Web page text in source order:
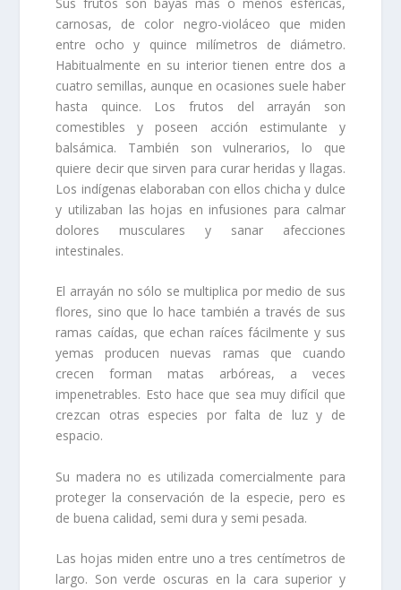
carnosas, de color negro-violáceo que miden
entre ocho y quince milímetros de diámetro.
Habitualmente en su interior tienen entre dos a
cuatro semillas, aunque en ocasiones suele haber
hasta quince. Los frutos del arrayán son
comestibles y poseen acción estimulante y
balsámica. También son vulnerarios, lo que
quiere decir que sirven para curar heridas y llagas.
Los indígenas elaboraban con ellos chicha y dulce
y utilizaban las hojas en infusiones para calmar
dolores musculares y sanar afecciones
intestinales.
El arrayán no sólo se multiplica por medio de sus
flores, sino que lo hace también a través de sus
ramas caídas, que echan raíces fácilmente y sus
yemas producen nuevas ramas que cuando
crecen forman matas arbóreas, a veces
impenetrables. Esto hace que sea muy difícil que
crezcan otras especies por falta de luz y de
espacio.
Su madera no es utilizada comercialmente para
proteger la conservación de la especie, pero es
de buena calidad, semi dura y semi pesada.
Las hojas miden entre uno a tres centímetros de
largo. Son verde oscuras en la cara superior y